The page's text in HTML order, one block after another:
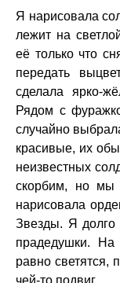
Я нарисовала
лежит на
её только что
передать
сделала ярко-
Рядом с
случайно
красивые, их
неизвестных
скорбим, но
нарисовала
Звезды. Я долго
прадедушки.
равно светятся,